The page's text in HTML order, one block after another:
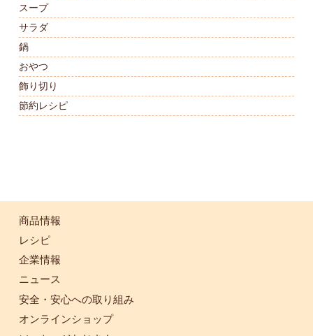
スープ
サラダ
鍋
おやつ
飾り切り
節約レシピ
商品情報
レシピ
企業情報
ニュース
安全・安心への取り組み
オンラインショップ